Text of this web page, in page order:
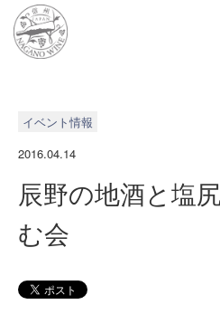
イベント情報
2016.04.14
辰野の地酒と塩
む会